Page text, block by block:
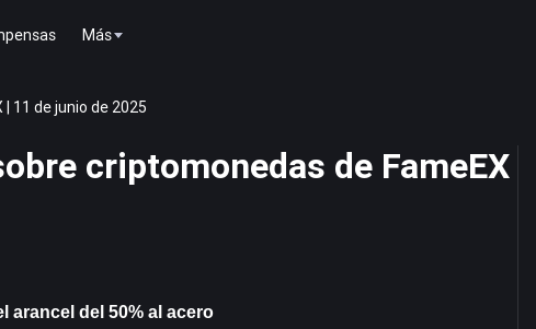
Más
11 de junio de 2025
criptomonedas de FameEX
arancel del 50% al acero